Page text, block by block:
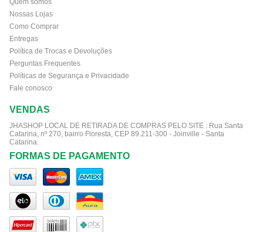
Nossas Lojas
Como Comprar
Entregas
Política de Trocas e Devoluções
Perguntas Frequentes
Políticas de Segurança e Privacidade
Fale conosco
VENDAS
JHASHOP LOCAL DE RETIRADA DE COMPRAS PELO SITE : Rua Santa
Catarina, nº 270, bairro Floresta, CEP 89.211-300 - Joinville - Santa
Catarina.
FORMAS DE PAGAMENTO